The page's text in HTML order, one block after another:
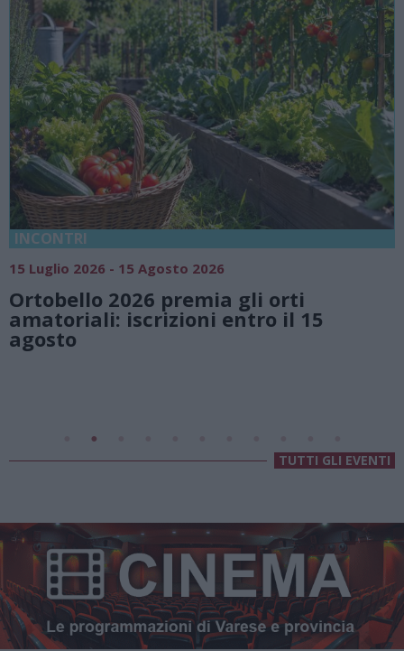
18 Luglio 2026 - 15 Agosto 2026
Vivi l’estate a Villa Fogazzaro Roi. Tra
natura e atmosfere senza tempo sul
Lago di Lugano
Valsolda
TUTTI GLI EVENTI